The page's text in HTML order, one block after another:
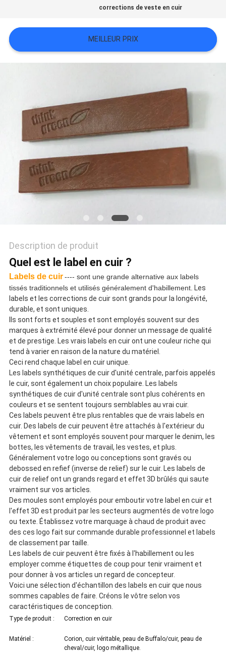
CAS
PLAN
SITE
CONFIDENTIALITÉ
corrections de veste en cuir
MEILLEUR PRIX
Description de produit
Quel est le label en cuir ?
Labels de cuir---- sont une grande alternative aux labels
tissés traditionnels et utilisés généralement d'habillement. Les
labels et les corrections de cuir sont grands pour la longévité,
durable, et sont uniques.
Ils sont forts et souples et sont employés souvent sur des
marques à extrémité élevé pour donner un message de qualité
et de prestige. Les vrais labels en cuir ont une couleur riche qui
tend à varier en raison de la nature du matériel.
Ceci rend chaque label en cuir unique.
Les labels synthétiques de cuir d'unité centrale, parfois appelés
le cuir, sont également un choix populaire. Les labels
synthétiques de cuir d'unité centrale sont plus cohérents en
couleurs et se sentent toujours semblables au vrai cuir.
Ces labels peuvent être plus rentables que de vrais labels en
cuir. Des labels de cuir peuvent être attachés à l'extérieur du
vêtement et sont employés souvent pour marquer le denim, les
bottes, les vêtements de travail, les vestes, et plus.
Généralement votre logo ou conceptions sont gravés ou
debossed en refief (inverse de relief) sur le cuir. Les labels de
cuir de relief ont un grands regard et effet 3D brûlés qui saute
vraiment sur vos articles.
Des moules sont employés pour emboutir votre label en cuir et
l'effet 3D est produit par les secteurs augmentés de votre logo
ou texte. Établissez votre marquage à chaud de produit avec
des ces logo fait sur commande durable professionnel et labels
de classement par taille.
Les labels de cuir peuvent être fixés à l'habillement ou les
employer comme étiquettes de coup pour tenir vraiment et
pour donner à vos articles un regard de concepteur.
Voici une sélection d'échantillon des labels en cuir que nous
sommes capables de faire. Créons le vôtre selon vos
caractéristiques de conception.
Type de produit : Correction en cuir
Matériel :
Corion, cuir véritable, peau de Buffalo/cuir, peau de
cheval/cuir, logo métallique.